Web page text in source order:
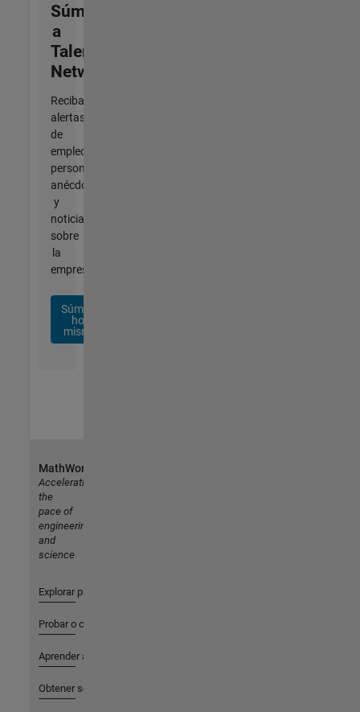
Súmese
a
Talent
Network
Reciba
alertas
de
empleo
personalizadas,
anécdotas
y
noticias
sobre
la
empresa.
Súmese
hoy
mismo
MathWorks
Accelerating
the
pace of
engineering
and
science
Explorar productos
Probar o comprar
Aprender a utilizar
Obtener soporte